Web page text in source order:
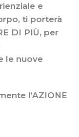
e
ti porterà
DI PIÙ, per
le nuove
l’AZIONE